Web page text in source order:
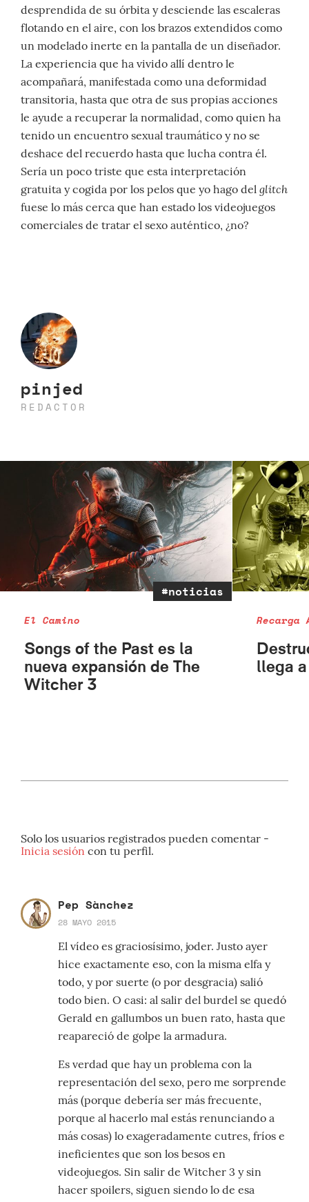
desprendida de su órbita y desciende las escaleras
flotando en el aire, con los brazos extendidos como
un modelado inerte en la pantalla de un diseñador.
La experiencia que ha vivido allí dentro le
acompañará, manifestada como una deformidad
transitoria, hasta que otra de sus propias acciones
le ayude a recuperar la normalidad, como quien ha
tenido un encuentro sexual traumático y no se
deshace del recuerdo hasta que lucha contra él.
Sería un poco triste que esta interpretación
gratuita y cogida por los pelos que yo hago del glitch
fuese lo más cerca que han estado los videojuegos
comerciales de tratar el sexo auténtico, ¿no?
pinjed
REDACTOR
#noticias
El Camino
Songs of the Past es la
nueva expansión de The
Witcher 3
Recarga
llega
Solo los usuarios registrados pueden comentar -
Inicia sesión con tu perfil.
Pep Sànchez
28 MAYO 2015
El vídeo es graciosísimo, joder. Justo ayer
hice exactamente eso, con la misma elfa y
todo, y por suerte (o por desgracia) salió
todo bien. O casi: al salir del burdel se quedó
Gerald en gallumbos un buen rato, hasta que
reapareció de golpe la armadura.
Es verdad que hay un problema con la
representación del sexo, pero me sorprende
más (porque debería ser más frecuente,
porque al hacerlo mal estás renunciando a
más cosas) lo exageradamente cutres, fríos e
ineficientes que son los besos en
videojuegos. Sin salir de Witcher 3 y sin
hacer spoilers, siguen siendo lo de esa